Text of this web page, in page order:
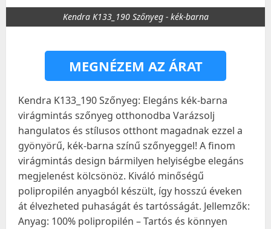
Kendra K133_190 Szőnyeg - kék-barna
MEGNÉZEM AZ ÁRAT
Kendra K133_190 Szőnyeg: Elegáns kék-barna
virágmintás szőnyeg otthonodba Varázsolj
hangulatos és stílusos otthont magadnak ezzel a
gyönyörű, kék-barna színű szőnyeggel! A finom
virágmintás design bármilyen helyiségbe elegáns
megjelenést kölcsönöz. Kiváló minőségű
polipropilén anyagból készült, így hosszú éveken
át élvezheted puhaságát és tartósságát. Jellemzők:
Anyag: 100% polipropilén – Tartós és könnyen